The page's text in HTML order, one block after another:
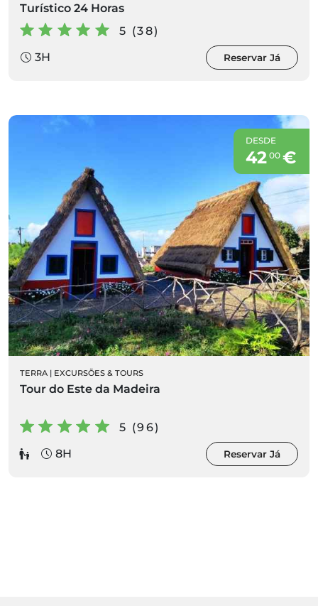
Turístico 24 Horas
5 (38)
3H
Reservar Já
DESDE
42 00€
TERRA | EXCURSÕES & TOURS
Tour do Este da Madeira
5 (96)
8H
Reservar Já